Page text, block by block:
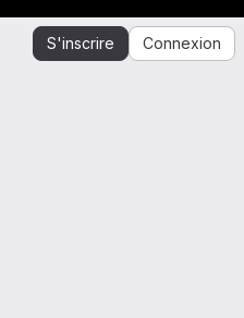
S'inscrire Connexion